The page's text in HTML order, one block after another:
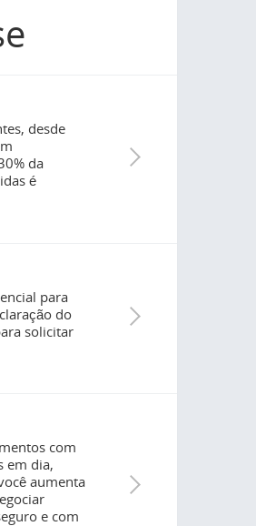
desde
da
é
para
do
solicitar
com
em dia,
aumenta
e com